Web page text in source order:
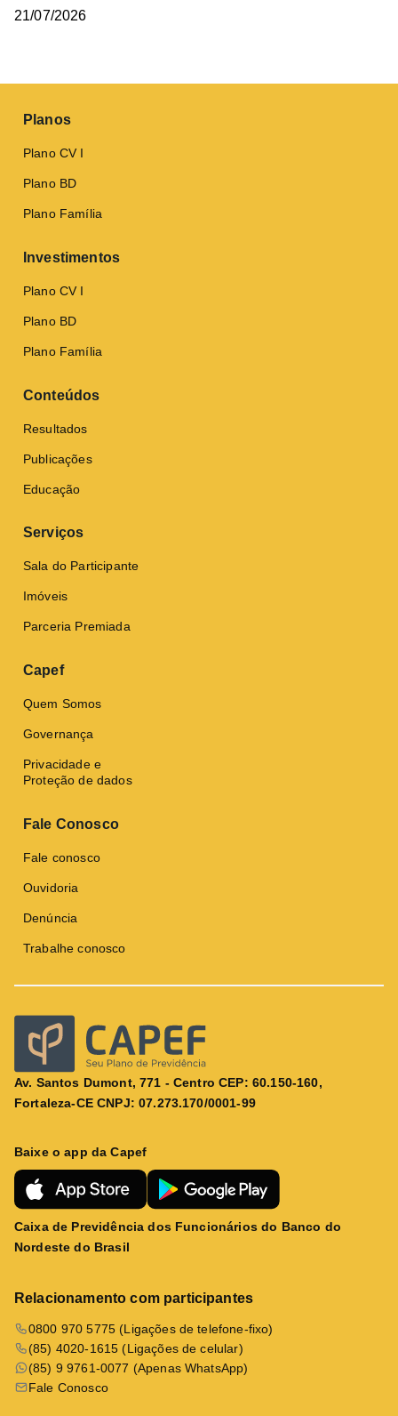
21/07/2026
Planos
Plano CV I
Plano BD
Plano Família
Investimentos
Plano CV I
Plano BD
Plano Família
Conteúdos
Resultados
Publicações
Educação
Serviços
Sala do Participante
Imóveis
Parceria Premiada
Capef
Quem Somos
Governança
Privacidade e
Proteção de dados
Fale Conosco
Fale conosco
Ouvidoria
Denúncia
Trabalhe conosco
Av. Santos Dumont, 771 - Centro CEP: 60.150-160,
Fortaleza-CE CNPJ: 07.273.170/0001-99
Baixe o app da Capef
Caixa de Previdência dos Funcionários do Banco do
Nordeste do Brasil
Relacionamento com participantes
0800 970 5775 (Ligações de telefone-fixo)
(85) 4020-1615 (Ligações de celular)
(85) 9 9761-0077 (Apenas WhatsApp)
Fale Conosco